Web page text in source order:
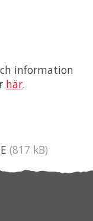
information
här.
(817 kB)